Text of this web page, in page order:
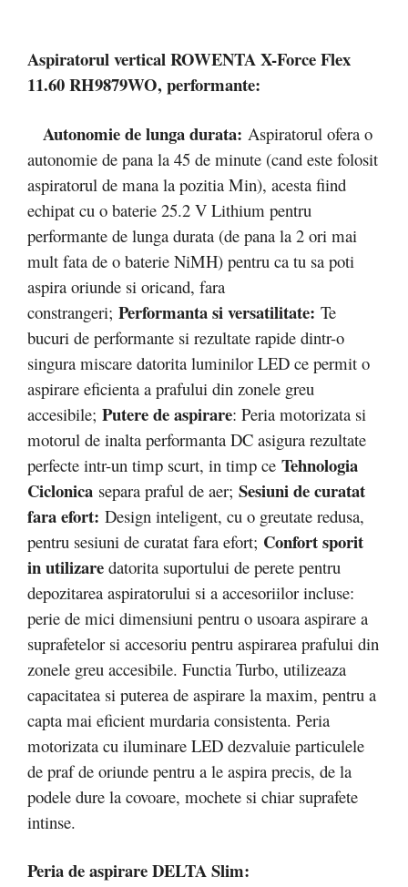
Aspiratorul vertical ROWENTA X-Force Flex
11.60 RH9879WO, performante:
Autonomie de lunga durata: Aspiratorul ofera o
autonomie de pana la 45 de minute (cand este folosit
aspiratorul de mana la pozitia Min), acesta fiind
echipat cu o baterie 25.2 V Lithium pentru
performante de lunga durata (de pana la 2 ori mai
mult fata de o baterie NiMH) pentru ca tu sa poti
aspira oriunde si oricand, fara
constrangeri; Performanta si versatilitate: Te
bucuri de performante si rezultate rapide dintr-o
singura miscare datorita luminilor LED ce permit o
aspirare eficienta a prafului din zonele greu
accesibile; Putere de aspirare: Peria motorizata si
motorul de inalta performanta DC asigura rezultate
perfecte intr-un timp scurt, in timp ce Tehnologia
Ciclonica separa praful de aer; Sesiuni de curatat
fara efort: Design inteligent, cu o greutate redusa,
pentru sesiuni de curatat fara efort; Confort sporit
in utilizare datorita suportului de perete pentru
depozitarea aspiratorului si a accesoriilor incluse:
perie de mici dimensiuni pentru o usoara aspirare a
suprafetelor si accesoriu pentru aspirarea prafului din
zonele greu accesibile. Functia Turbo, utilizeaza
capacitatea si puterea de aspirare la maxim, pentru a
capta mai eficient murdaria consistenta. Peria
motorizata cu iluminare LED dezvaluie particulele
de praf de oriunde pentru a le aspira precis, de la
podele dure la covoare, mochete si chiar suprafete
intinse.
Peria de aspirare DELTA Slim: